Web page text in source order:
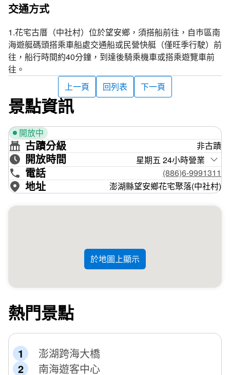
在花宅的古厝群中，最顯眼的莫過於曾家古厝其書卷造型的
窗戶，像極微軟的註冊商標，還有紅磚裸砌成「曾」字型的
窗櫺，如同開機的通關密碼般趣味。這是曾家子孫集資自費
按原貌修護而成，保存先人產業令人敬佩。
追星景點
『往回看 青春的腳步不遠 往前看 人生的風味更香眺望生命
的真相』─「伯朗咖啡 澎湖篇
鋼琴聲伴隨著孩童的笑聲，光影與舞者的舞步交錯，風車、
古厝、綠樹與天人菊，青春的爽朗笑聲與靦腆笑容、歷史印
刻的斑駁石牆與古厝，碧海、藍天、紅花、白浪，都是澎湖
的顏色。廣告片「Canon EOS 650D -澎湖篇」的光影巷弄
及古厝的文字窗，看來，這是攝影者最愛的獵取畫面之一。
交通方式
1.花宅古厝（中社村）位於望安鄉，須搭船前往，自巿區南
海遊艇碼頭搭乘車船處交通船或民營快艇（僅旺季行駛）前
往，船行時間約40分鐘，到達後騎乘機車或搭乘遊覽車前
往。
上一頁
回列表 下一頁
景點資訊
開放中
古蹟分級 非古蹟
開放時間 星期五 24小時營業
電話 (886)6-9991311
地址 澎湖縣望安鄉花宅聚落(中社村)
於地圖上顯示
熱門景點
澎湖跨海大橋
南海遊客中心